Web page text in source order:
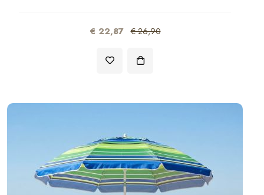
€ 22,87 € 26,90